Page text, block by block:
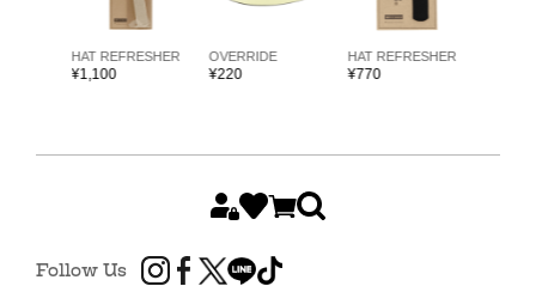
HAT REFRESHER
¥1,100
OVERRIDE
¥220
HAT REFRESHER
¥770
Follow Us